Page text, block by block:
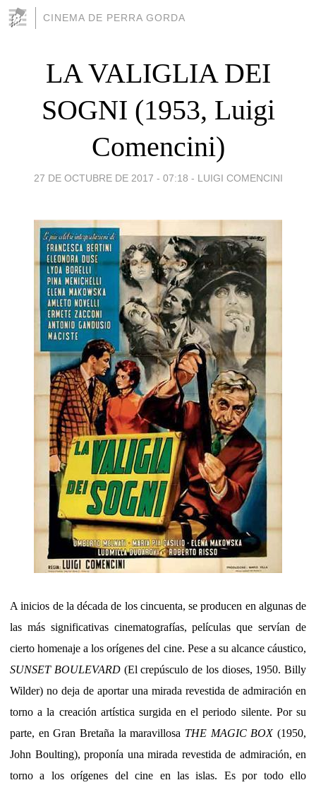
CINEMA DE PERRA GORDA
LA VALIGLIA DEI
SOGNI (1953, Luigi
Comencini)
27 DE OCTUBRE DE 2017 - 07:18 - LUIGI COMENCINI
A inicios de la década de los cincuenta, se producen en algunas de
las más significativas cinematografías, películas que servían de
cierto homenaje a los orígenes del cine. Pese a su alcance cáustico,
SUNSET BOULEVARD(El crepúsculo de los dioses, 1950. Billy
Wilder) no deja de aportar una mirada revestida de admiración en
torno a la creación artística surgida en el periodo silente. Por su
parte, en Gran Bretaña la maravillosa THE MAGIC BOX(1950,
John Boulting), proponía una mirada revestida de admiración, en
torno a los orígenes del cine en las islas. Es por todo ello